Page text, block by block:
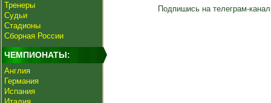
Тренеры
Судьи
Стадионы
Сборная России
ЧЕМПИОНАТЫ:
Англия
Германия
Испания
Подпишись на телеграм-